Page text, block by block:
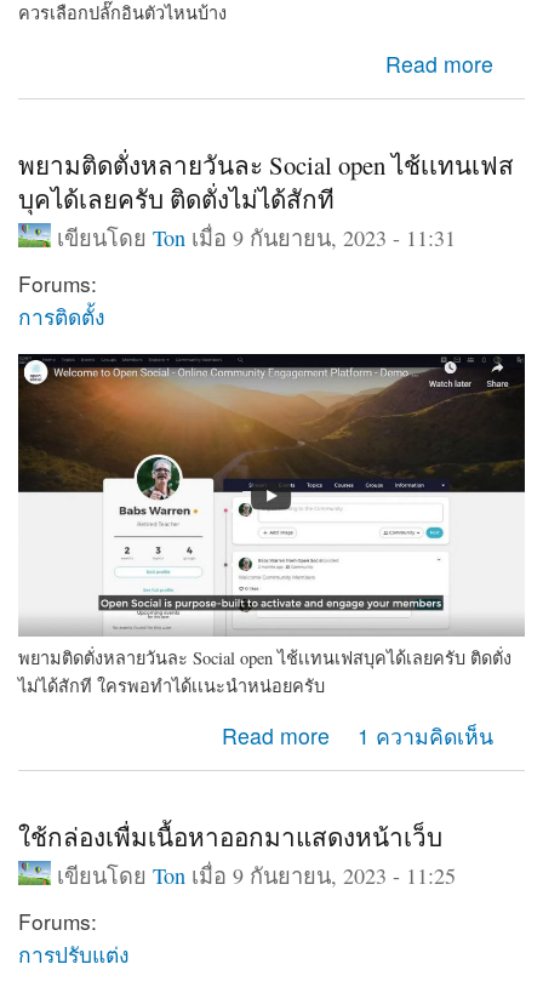
ควรเลือกปลั๊กอินตัวไหนบ้าง
Read more
พยามติดตั่งหลายวันละ Social open ไช้เเทนเฟส
บุคได้เลยครับ ติดตั่งไม่ได้สักที
เขียนโดย Tonเมื่อ 9 กันยายน, 2023 - 11:31
Forums:
การติดตั้ง
พยามติดตั่งหลายวันละ Social open ไช้เเทนเฟสบุคได้เลยครับ ติดตั่ง
ไม่ได้สักที ใครพอทำได้เเนะนำหน่อยครับ
Read more
about พยามติดตั่งหลายวันละ Social open ไช้เเทนเฟสบุค
ได้เลยครับ ติดตั่งไม่ได้สักที
1 ความคิดเห็น
ใช้กล่องเพื่มเนื้อหาออกมาแสดงหน้าเว็บ
เขียนโดย Tonเมื่อ 9 กันยายน, 2023 - 11:25
Forums:
การปรับแต่ง